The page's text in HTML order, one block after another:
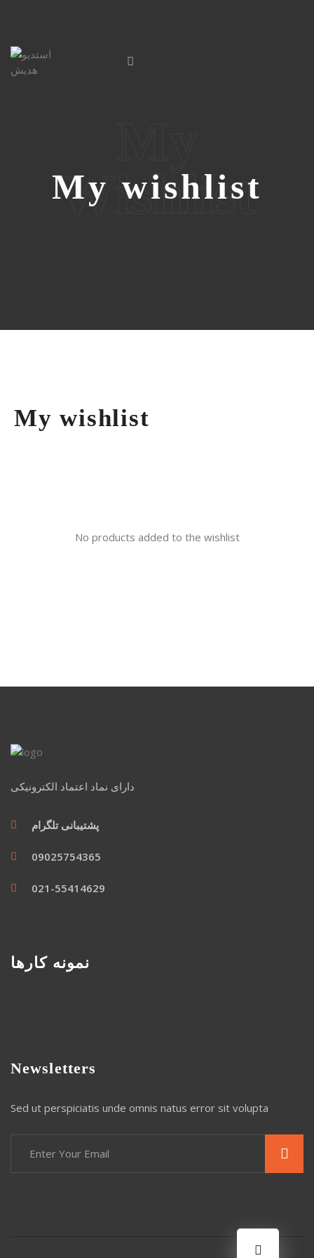
Wishlist
My wishlist
My wishlist
No products added to the wishlist
دارای نماد اعتماد الکترونیکی
پشتیبانی تلگرام
09025754365
021-55414629
نمونه کارها
Newsletters
Sed ut perspiciatis unde omnis natus error sit volupta